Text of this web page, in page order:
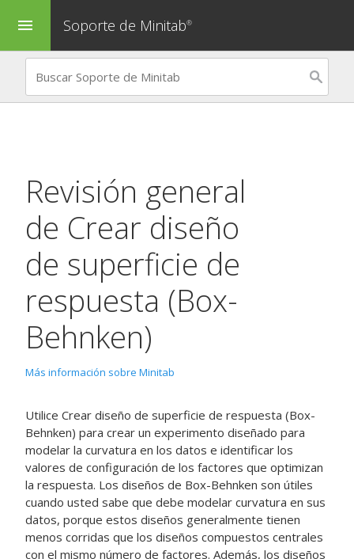
menu Soporte de Minitab®
Revisión general
de Crear diseño
de superficie de
respuesta (Box-
Behnken)
Más información sobre Minitab
Utilice Crear diseño de superficie de respuesta (Box-
Behnken) para crear un experimento diseñado para
modelar la curvatura en los datos e identificar los
valores de configuración de los factores que optimizan
la respuesta. Los diseños de Box-Behnken son útiles
cuando usted sabe que debe modelar curvatura en sus
datos, porque estos diseños generalmente tienen
menos corridas que los diseños compuestos centrales
con el mismo número de factores. Además, los diseños